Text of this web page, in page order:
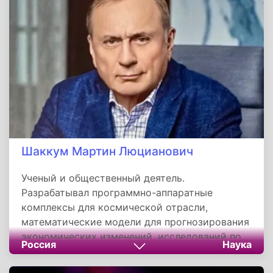
Шаккум Мартин Люцианович
Ученый и общественный деятель.
Разрабатывал программно-аппаратные
комплексы для космической отрасли,
математические модели для прогнозирования
экономических изменений, исследований по
направлениям психологии управления и
медицины долголетия. Автор книги о
Россия Наука